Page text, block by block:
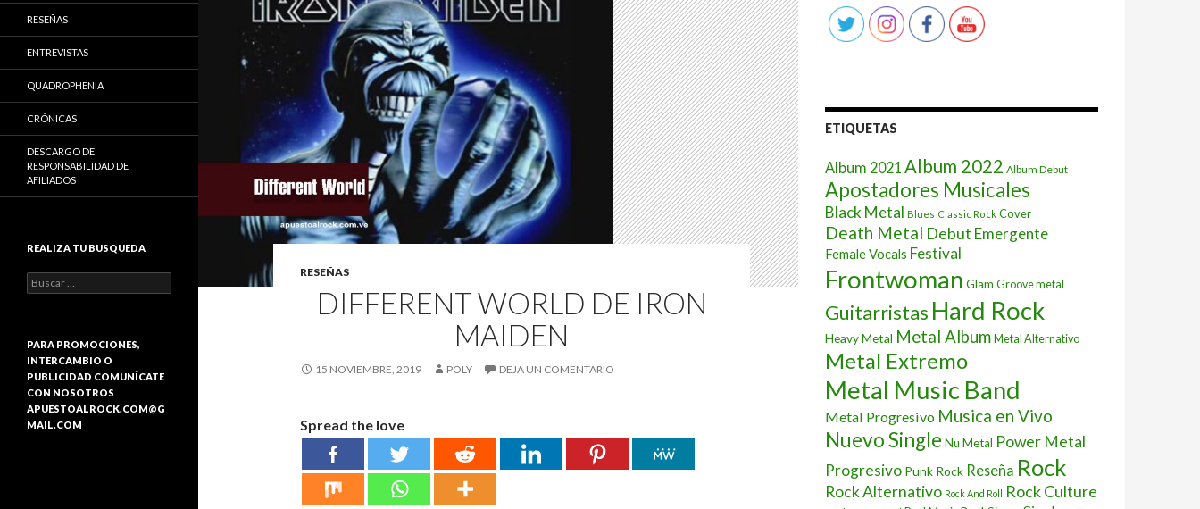
RESEÑAS
DIFFERENT WORLD DE IRON
MAIDEN
15 NOVIEMBRE, 2019 POLY DEJA UN COMENTARIO
Spread the love
ETIQUETAS
Album 2021 Album 2022 Album Debut
Apostadores Musicales
Black Metal Blues Classic Rock Cover
Death Metal Debut Emergente
Female Vocals Festival
Frontwoman Glam Groove metal
Guitarristas Hard Rock
Heavy Metal Metal Album Metal Alternativo
Metal Extremo
Metal Music Band
Metal Progresivo Musica en Vivo
Nuevo Single Nu Metal Power Metal
Progresivo Punk Rock Reseña Rock
Rock Alternativo Rock And Roll Rock Culture
RESEÑAS
ENTREVISTAS
QUADROPHENIA
CRÓNICAS
DESCARGO DE
RESPONSABILIDAD DE
AFILIADOS
REALIZA TU BUSQUEDA
B
u
a
r
:
PARA PROMOCIONES,
INTERCAMBIO O
PUBLICIDAD COMUNÍCATE
CON NOSOTROS
APUESTOALROCK.COM@G
MAIL.COM